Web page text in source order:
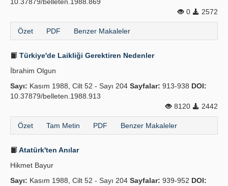
0
2572
Özet PDF Benzer Makaleler
Türkiye'de Laikliği Gerektiren Nedenler
İbrahim Olgun
Sayı: Kasım 1988, Cilt 52 - Sayı 204 Sayfalar: 913-938 DOI:
10.37879/belleten.1988.913
8120
2442
Özet Tam Metin PDF Benzer Makaleler
Atatürk'ten Anılar
Hikmet Bayur
Sayı: Kasım 1988, Cilt 52 - Sayı 204 Sayfalar: 939-952 DOI: